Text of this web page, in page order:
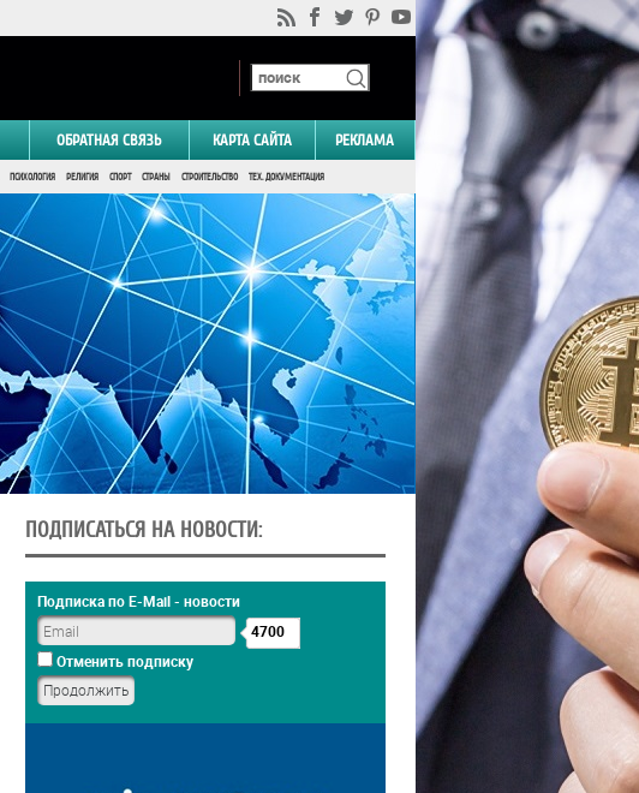
ОБРАТНАЯ СВЯЗЬ КАРТА САЙТА РЕКЛАМА
ПСИХОЛОГИЯ РЕЛИГИЯ СПОРТ СТРАНЫ СТРОИТЕЛЬСТВО ТЕХ. ДОКУМЕНТАЦИЯ
ПОДПИСАТЬСЯ НА НОВОСТИ:
Подписка по E-Mail - новости
4700
Отменить подписку